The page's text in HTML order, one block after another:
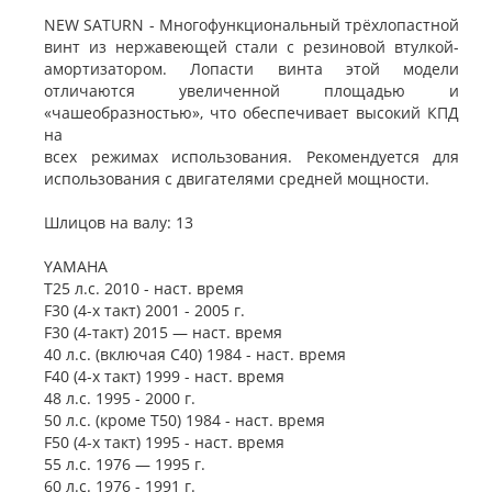
NEW SATURN - Многофункциональный трёхлопастной
винт из нержавеющей стали с резиновой втулкой-
амортизатором. Лопасти винта этой модели
отличаются увеличенной площадью и
«чашеобразностью», что обеспечивает высокий КПД
на
всех режимах использования. Рекомендуется для
использования с двигателями средней мощности.
Шлицов на валу: 13
YAMAHA
T25 л.с. 2010 - наст. время
F30 (4-х такт) 2001 - 2005 г.
F30 (4-такт) 2015 — наст. время
40 л.с. (включая C40) 1984 - наст. время
F40 (4-х такт) 1999 - наст. время
48 л.с. 1995 - 2000 г.
50 л.с. (кроме T50) 1984 - наст. время
F50 (4-х такт) 1995 - наст. время
55 л.с. 1976 — 1995 г.
60 л.с. 1976 - 1991 г.